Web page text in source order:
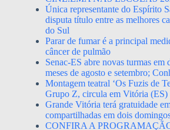
Única representante do Espírito
disputa título entre as melhores
do Sul
Parar de fumar é a principal
câncer de pulmão
Senac-ES abre novas turmas em
meses de agosto e setembro;
Montagem teatral ‘Os Fuzis de
Grupo Z, circula em Vitória (ES)
Grande Vitória terá gratuidade
compartilhadas em dois
CONFIRA A